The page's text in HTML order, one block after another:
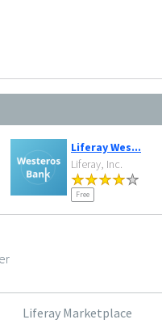
Liferay Wes...
Liferay, Inc.
Free
Liferay Marketplace